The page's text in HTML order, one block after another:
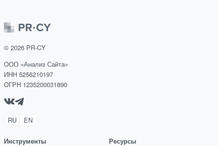
© 2026 PR-CY
ООО «Анализ Сайта»
ИНН 5256210197
ОГРН 1235200031890
RU EN
Инструменты
Ресурсы